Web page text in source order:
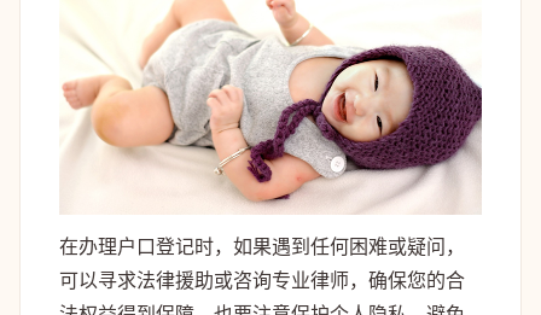
在办理户口登记时，如果遇到任何困难或疑问，
可以寻求法律援助或咨询专业律师，确保您的合